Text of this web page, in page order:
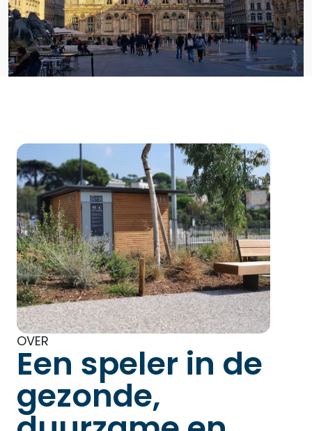
OVER
Een speler in de
gezonde,